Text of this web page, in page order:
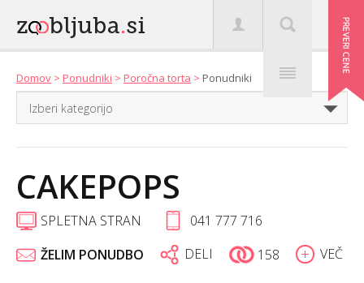
Domov > Ponudniki > Poročna torta > Ponudniki
CAKEPOPS
SPLETNA STRAN
041 777 716
ŽELIM PONUDBO
DELI 158 VEČ